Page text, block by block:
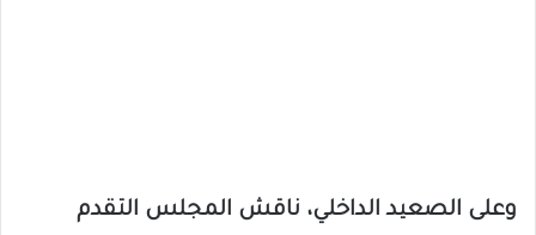
وعلى الصعيد الداخلي، ناقش المجلس التقدم